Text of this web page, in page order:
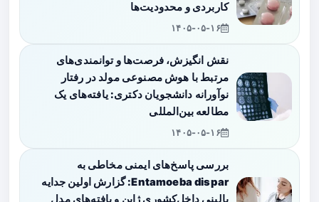
کاربردی و محدودیت‌ها
۱۴۰۵-۰۵-۱۶
نقش انگیزش، فرصت‌ها و توانمندی‌های
مرتبط با هوش مصنوعی مولد در رفتار
نوآورانه دانشجویان دکتری: یافته‌های یک
مطالعه بین‌المللی
۱۴۰۵-۰۵-۱۶
بررسی پاسخ‌های ایمنی مخاطی به
Entamoeba dispar: گزارش اولین جدایه